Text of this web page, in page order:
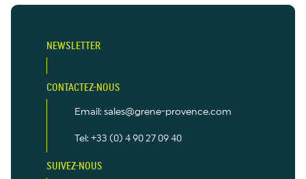
NEWSLETTER
CONTACTEZ-NOUS
Email: sales@grene-provence.com
Tel: +33 (0) 4 90 27 09 40
SUIVEZ-NOUS